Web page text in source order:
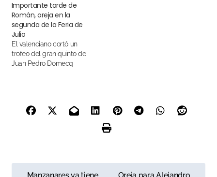
Importante tarde de
Román, oreja en la
segunda de la Feria de
Julio
El valenciano cortó un
trofeo del gran quinto de
Juan Pedro Domecq
N